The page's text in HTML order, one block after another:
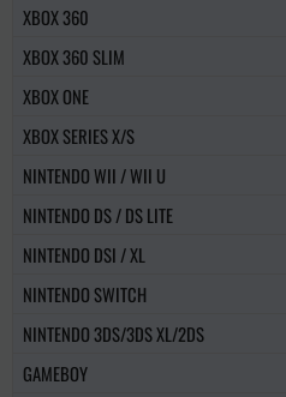
XBOX 360
XBOX 360 SLIM
XBOX ONE
XBOX SERIES X/S
NINTENDO WII / WII U
NINTENDO DS / DS LITE
NINTENDO DSI / XL
NINTENDO SWITCH
NINTENDO 3DS/3DS XL/2DS
GAMEBOY